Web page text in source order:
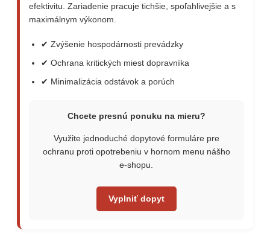
efektivitu. Zariadenie pracuje tichšie, spoľahlivejšie a s
maximálnym výkonom.
✔ Zvýšenie hospodárnosti prevádzky
✔ Ochrana kritických miest dopravníka
✔ Minimalizácia odstávok a porúch
Chcete presnú ponuku na mieru?
Využite jednoduché dopytové formuláre pre
ochranu proti opotrebeniu v hornom menu nášho
e-shopu.
Vyplniť dopyt